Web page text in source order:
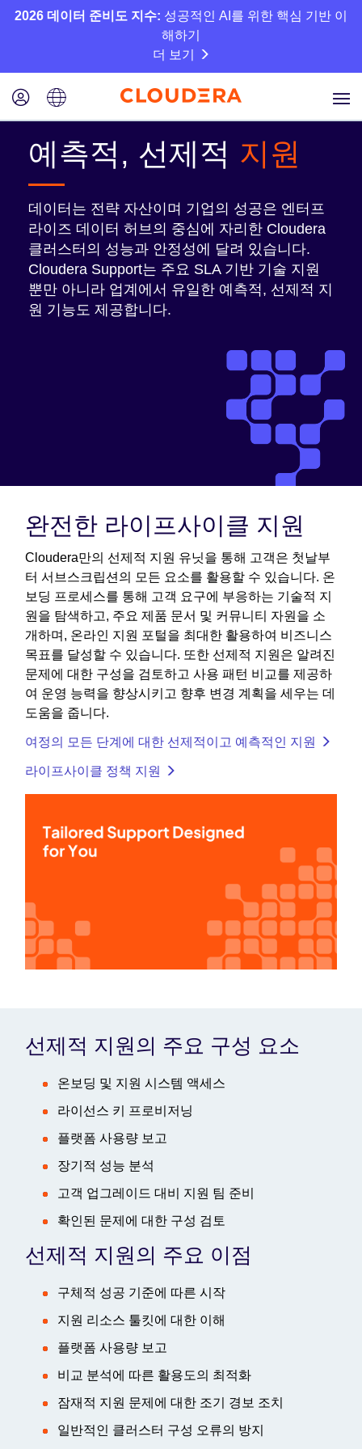
2026 데이터 준비도 지수: 성공적인 AI를 위한 핵심 기반 이
해하기
더 보기
예측적, 선제적 지원
데이터는 전략 자산이며 기업의 성공은 엔터프
라이즈 데이터 허브의 중심에 자리한 Cloudera
클러스터의 성능과 안정성에 달려 있습니다.
Cloudera Support는 주요 SLA 기반 기술 지원
뿐만 아니라 업계에서 유일한 예측적, 선제적 지
원 기능도 제공합니다.
완전한 라이프사이클 지원
Cloudera만의 선제적 지원 유닛을 통해 고객은 첫날부
터 서브스크립션의 모든 요소를 활용할 수 있습니다. 온
보딩 프로세스를 통해 고객 요구에 부응하는 기술적 지
원을 탐색하고, 주요 제품 문서 및 커뮤니티 자원을 소
개하며, 온라인 지원 포털을 최대한 활용하여 비즈니스
목표를 달성할 수 있습니다. 또한 선제적 지원은 알려진
문제에 대한 구성을 검토하고 사용 패턴 비교를 제공하
여 운영 능력을 향상시키고 향후 변경 계획을 세우는 데
도움을 줍니다.
여정의 모든 단계에 대한 선제적이고 예측적인 지원
라이프사이클 정책 지원
선제적 지원의 주요 구성 요소
온보딩 및 지원 시스템 액세스
라이선스 키 프로비저닝
플랫폼 사용량 보고
장기적 성능 분석
고객 업그레이드 대비 지원 팀 준비
확인된 문제에 대한 구성 검토
선제적 지원의 주요 이점
구체적 성공 기준에 따른 시작
지원 리소스 툴킷에 대한 이해
플랫폼 사용량 보고
비교 분석에 따른 활용도의 최적화
잠재적 지원 문제에 대한 조기 경보 조치
일반적인 클러스터 구성 오류의 방지